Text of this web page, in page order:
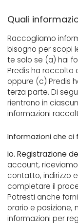
Quali
Raccogliamo
bisogno per scopi
te solo se (a) hai
Predis ha raccolto
oppure (c) Predis
terza parte. Di
rientrano in
informazioni
Informazioni che ci
io. Registrazione
account,
contatto, indirizzo
completare il
Potresti anche
orario e posizione,
informazioni per